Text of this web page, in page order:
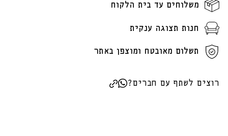
משלוחים עד בית הלקוח
חנות תצוגה ענקית
תשלום מאובטח ומוצפן באתר
רוצים לשתף עם חברים?